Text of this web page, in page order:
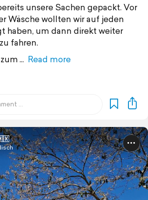
unsere Sachen gepackt. Vor
Wäsche wollten wir auf jeden
haben, um dann direkt weiter
fahren.
Read more